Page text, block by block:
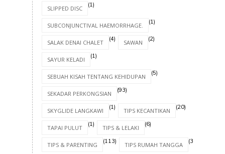
SLIPPED DISC (1)
SUBCONJUNCTIVAL HAEMORRHAGE. (1)
SALAK DENAI CHALET (4) SAWAN (2)
SAYUR KELADI (1)
SEBUAH KISAH TENTANG KEHIDUPAN (5)
SEKADAR PERKONGSIAN (93)
SKYGLIDE LANGKAWI (1) TIPS KECANTIKAN (20)
TAPAI PULUT (1) TIPS & LELAKI (6)
TIPS & PARENTING (113) TIPS RUMAH TANGGA (30)